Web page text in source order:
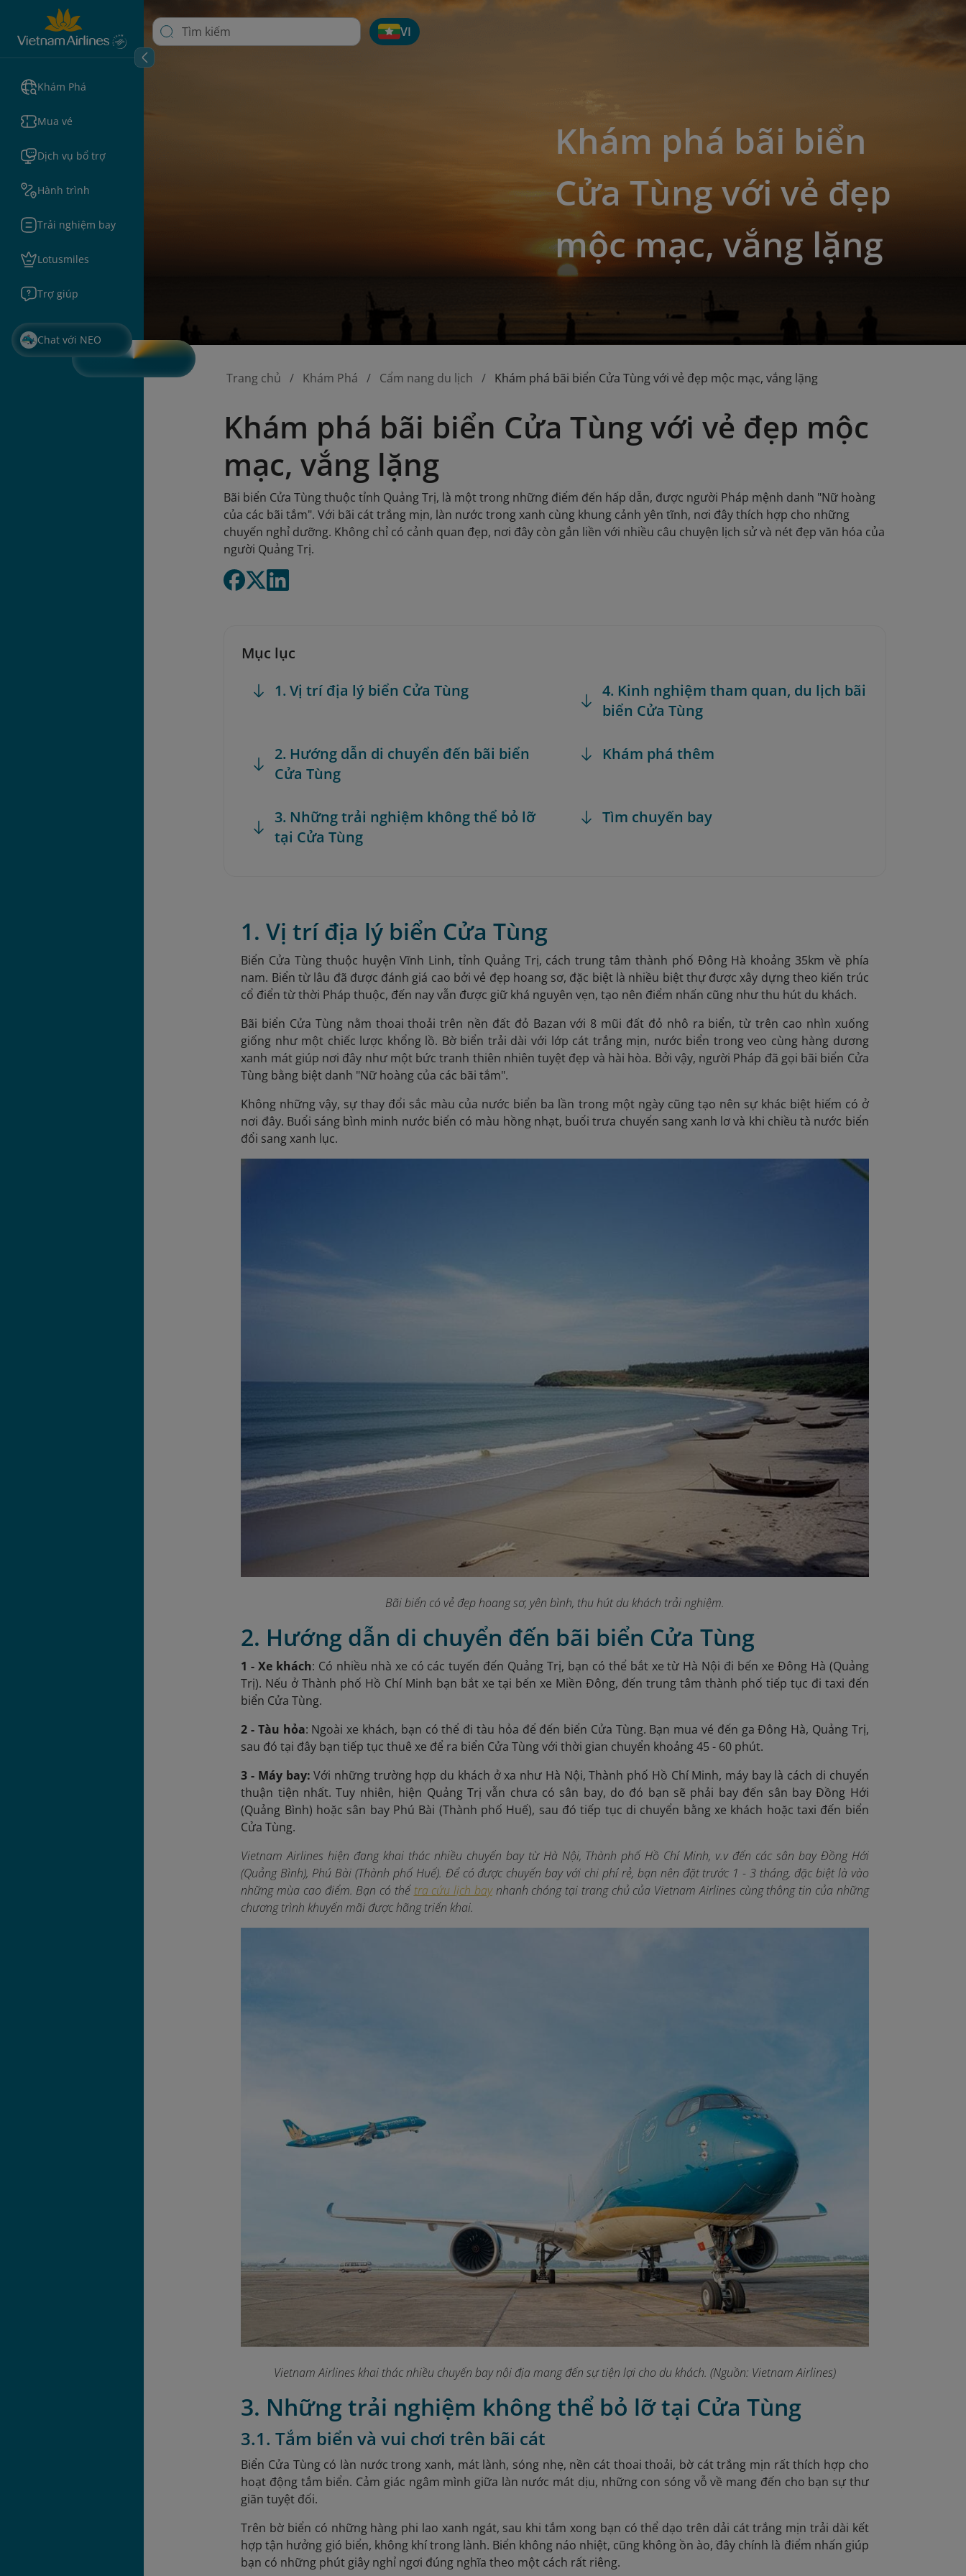
Khám Phá
Mua vé
Dịch vụ bổ trợ
Hành trình
Trải nghiệm bay
Lotusmiles
Trợ giúp
Chat với NEO
VI
Khám phá bãi biển
Cửa Tùng với vẻ đẹp
mộc mạc, vắng lặng
Trang chủ Khám Phá Cẩm nang du lịch Khám phá bãi biển Cửa Tùng với vẻ đẹp mộc mạc, vắng lặng
Khám phá bãi biển Cửa Tùng với vẻ đẹp mộc
mạc, vắng lặng
Bãi biển Cửa Tùng thuộc tỉnh Quảng Trị, là một trong những điểm đến hấp dẫn, được người Pháp mệnh danh "Nữ hoàng
của các bãi tắm". Với bãi cát trắng mịn, làn nước trong xanh cùng khung cảnh yên tĩnh, nơi đây thích hợp cho những
chuyến nghỉ dưỡng. Không chỉ có cảnh quan đẹp, nơi đây còn gắn liền với nhiều câu chuyện lịch sử và nét đẹp văn hóa của
người Quảng Trị.
Mục lục
1. Vị trí địa lý biển Cửa Tùng
2. Hướng dẫn di chuyển đến bãi biển
Cửa Tùng
3. Những trải nghiệm không thể bỏ lỡ
tại Cửa Tùng
4. Kinh nghiệm tham quan, du lịch bãi
biển Cửa Tùng
Khám phá thêm
Tìm chuyến bay
1. Vị trí địa lý biển Cửa Tùng
Biển Cửa Tùng thuộc huyện Vĩnh Linh, tỉnh Quảng Trị, cách trung tâm thành phố Đông Hà khoảng 35km về phía
nam. Biển từ lâu đã được đánh giá cao bởi vẻ đẹp hoang sơ, đặc biệt là nhiều biệt thự được xây dựng theo kiến trúc
cổ điển từ thời Pháp thuộc, đến nay vẫn được giữ khá nguyên vẹn, tạo nên điểm nhấn cũng như thu hút du khách.
Bãi biển Cửa Tùng nằm thoai thoải trên nền đất đỏ Bazan với 8 mũi đất đỏ nhô ra biển, từ trên cao nhìn xuống
giống như một chiếc lược khổng lồ. Bờ biển trải dài với lớp cát trắng mịn, nước biển trong veo cùng hàng dương
xanh mát giúp nơi đây như một bức tranh thiên nhiên tuyệt đẹp và hài hòa. Bởi vậy, người Pháp đã gọi bãi biển Cửa
Tùng bằng biệt danh "Nữ hoàng của các bãi tắm".
Không những vậy, sự thay đổi sắc màu của nước biển ba lần trong một ngày cũng tạo nên sự khác biệt hiếm có ở
nơi đây. Buổi sáng bình minh nước biển có màu hồng nhạt, buổi trưa chuyển sang xanh lơ và khi chiều tà nước biển
đổi sang xanh lục.
Bãi biển có vẻ đẹp hoang sơ, yên bình, thu hút du khách trải nghiệm.
2. Hướng dẫn di chuyển đến bãi biển Cửa Tùng
1 - Xe khách: Có nhiều nhà xe có các tuyến đến Quảng Trị, bạn có thể bắt xe từ Hà Nội đi bến xe Đông Hà (Quảng
Trị). Nếu ở Thành phố Hồ Chí Minh bạn bắt xe tại bến xe Miền Đông, đến trung tâm thành phố tiếp tục đi taxi đến
biển Cửa Tùng.
2 - Tàu hỏa: Ngoài xe khách, bạn có thể đi tàu hỏa để đến biển Cửa Tùng. Bạn mua vé đến ga Đông Hà, Quảng Trị,
sau đó tại đây bạn tiếp tục thuê xe để ra biển Cửa Tùng với thời gian chuyển khoảng 45 - 60 phút.
3 - Máy bay: Với những trường hợp du khách ở xa như Hà Nội, Thành phố Hồ Chí Minh, máy bay là cách di chuyển
thuận tiện nhất. Tuy nhiên, hiện Quảng Trị vẫn chưa có sân bay, do đó bạn sẽ phải bay đến sân bay Đồng Hới
(Quảng Bình) hoặc sân bay Phú Bài (Thành phố Huế), sau đó tiếp tục di chuyển bằng xe khách hoặc taxi đến biển
Cửa Tùng.
Vietnam Airlines hiện đang khai thác nhiều chuyến bay từ Hà Nội, Thành phố Hồ Chí Minh, v.v đến các sân bay Đồng Hới
(Quảng Bình), Phú Bài (Thành phố Huế). Để có được chuyến bay với chi phí rẻ, bạn nên đặt trước 1 - 3 tháng, đặc biệt là vào
những mùa cao điểm. Bạn có thể tra cứu lịch baynhanh chóng tại trang chủ của Vietnam Airlines cùng thông tin của những
chương trình khuyến mãi được hãng triển khai.
Vietnam Airlines khai thác nhiều chuyến bay nội địa mang đến sự tiện lợi cho du khách. (Nguồn: Vietnam Airlines)
3. Những trải nghiệm không thể bỏ lỡ tại Cửa Tùng
3.1. Tắm biển và vui chơi trên bãi cát
Biển Cửa Tùng có làn nước trong xanh, mát lành, sóng nhẹ, nền cát thoai thoải, bờ cát trắng mịn rất thích hợp cho
hoạt động tắm biển. Cảm giác ngâm mình giữa làn nước mát dịu, những con sóng vỗ về mang đến cho bạn sự thư
giãn tuyệt đối.
Trên bờ biển có những hàng phi lao xanh ngát, sau khi tắm xong bạn có thể dạo trên dải cát trắng mịn trải dài kết
hợp tận hưởng gió biển, không khí trong lành. Biển không náo nhiệt, cũng không ồn ào, đây chính là điểm nhấn giúp
bạn có những phút giây nghỉ ngơi đúng nghĩa theo một cách rất riêng.